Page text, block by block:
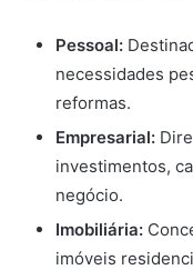
Pessoal:
necessidades
reformas.
Empresarial:
investimentos,
negócio.
Imobiliária:
imóveis